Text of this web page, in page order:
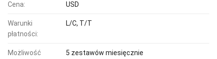
Cena: USD
Warunki
płatności:
L/C, T/T
Możliwość
5 zestawów miesięcznie